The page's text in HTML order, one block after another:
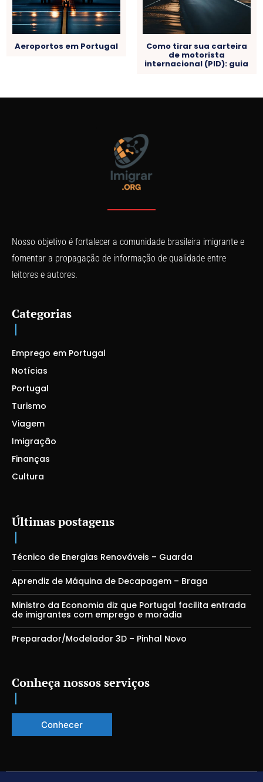
Aeroportos em Portugal Como tirar sua carteira
de motorista
internacional (PID): guia
Nosso objetivo é fortalecer a comunidade brasileira imigrante e
fomentar a propagação de informação de qualidade entre
leitores e autores.
Categorias
Emprego em Portugal
Notícias
Portugal
Turismo
Viagem
Imigração
Finanças
Cultura
Últimas postagens
Técnico de Energias Renováveis – Guarda
Aprendiz de Máquina de Decapagem – Braga
Ministro da Economia diz que Portugal facilita entrada
de imigrantes com emprego e moradia
Preparador/Modelador 3D – Pinhal Novo
Conheça nossos serviços
Conhecer